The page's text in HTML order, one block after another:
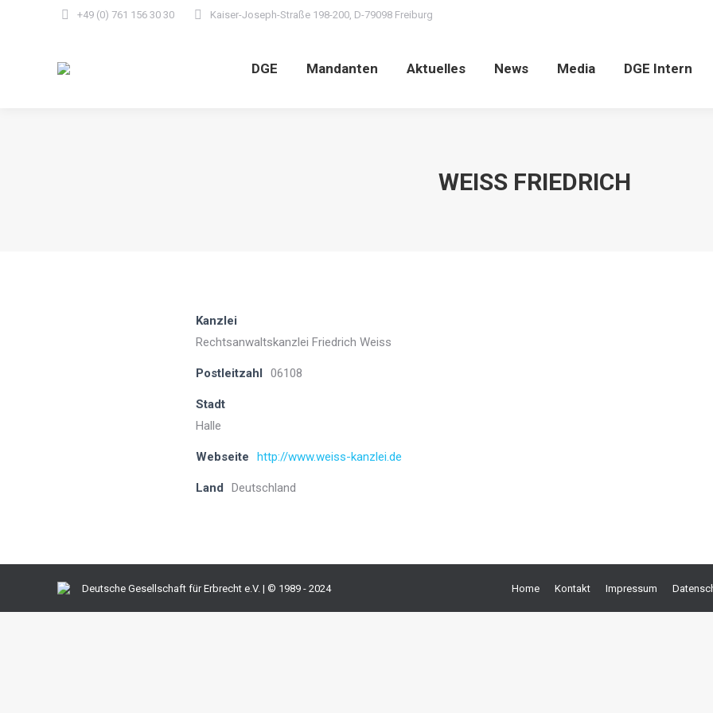
+49 (0) 761 156 30 30 Kaiser-Joseph-Straße 198-200, D-79098 Freiburg
DGE Mandanten Aktuelles News Media DGE Intern
WEISS FRIEDRICH
Kanzlei
Rechtsanwaltskanzlei Friedrich Weiss
Postleitzahl 06108
Stadt
Halle
Webseite http://www.weiss-kanzlei.de
Land Deutschland
Deutsche Gesellschaft für Erbrecht e.V. | © 1989 - 2024 Home Kontakt Impressum